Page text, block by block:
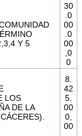
Y 5
30
.0
00
.0
00
,0
0
LOS
DE LA
8.
42
5.
00
0,
00